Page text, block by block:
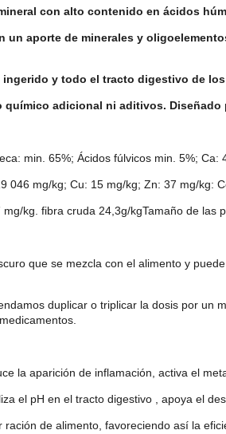
con alto contenido en ácidos
un aporte de minerales y
y todo el tracto digestivo de
químico adicional ni aditivos.
min. 65%; Ácidos fúlvicos min. 5%;
046 mg/kg; Cu: 15 mg/kg; Zn: 37 mg/kg:
kg. fibra cruda 24,3g/kgTamaño de las
que se mezcla con el alimento y
duplicar o triplicar la dosis por un
la aparición de inflamación, activa el
el pH en el tracto digestivo , apoya el
de alimento, favoreciendo así la